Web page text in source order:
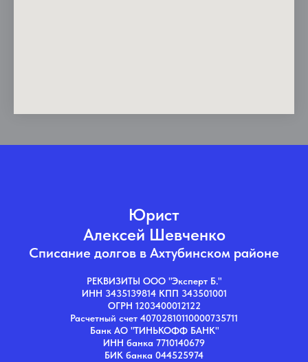
Юрист
Алексей Шевченко
Списание долгов в Ахтубинском районе
РЕКВИЗИТЫ ООО "Эксперт Б."
ИНН 3435139814 КПП 343501001
ОГРН 1203400012122
Расчетный счет 40702810110000735711
Банк АО "ТИНЬКОФФ БАНК"
ИНН банка 7710140679
БИК банка 044525974